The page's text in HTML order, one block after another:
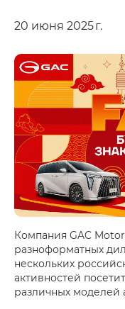
20 июня 2025 г.
Компания GAC
разноформатных
нескольких
активностей
различных моделей